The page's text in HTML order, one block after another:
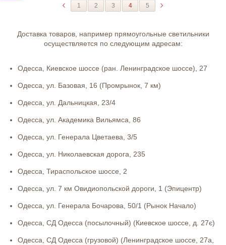
1 2 3 4 5
Доставка товаров, например прямоугольные светильники
осуществляется по следующим адресам:
Одесса, Киевское шоссе (ран. Ленинградское шоссе), 27
Одесса, ул. Базовая, 16 (Промрынок, 7 км)
Одесса, ул. Дальницкая, 23/4
Одесса, ул. Академика Вильямса, 86
Одесса, ул. Генерала Цветаева, 3/5
Одесса, ул. Николаевская дорога, 235
Одесса, Тираспольское шоссе, 2
Одесса, ул. 7 км Овидиопольской дороги, 1 (Эпицентр)
Одесса, ул. Генерала Бочарова, 50/1 (Рынок Начало)
Одесса, СД Одесса (посылочный) (Киевское шоссе, д. 27є)
Одесса, СД Одесса (грузовой) (Ленинградское шоссе, 27а,